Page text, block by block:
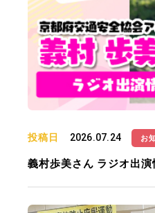
投稿日 2026.07.24 お
義村歩美さん ラジオ出